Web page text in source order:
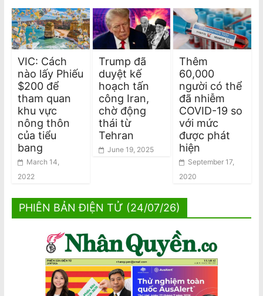
VIC: Cách
nào lấy Phiếu
$200 để
tham quan
khu vực
nông thôn
của tiểu
bang
March 14,
2022
Trump đã
duyệt kế
hoạch tấn
công Iran,
chờ động
thái từ
Tehran
June 19, 2025
Thêm
60,000
người có thể
đã nhiễm
COVID-19 so
với mức
được phát
hiện
September 17,
2020
PHIÊN BẢN ĐIỆN TỬ (24/07/26)